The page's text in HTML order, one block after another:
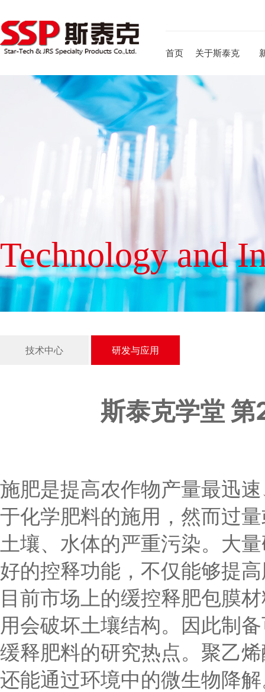
首页 关于斯泰克
Technology and
技术中心 研发与应用
斯泰克学堂
施肥是提高农作物产量最迅
于化学肥料的施用，然而过
土壤、水体的严重污染。大
好的控释功能，不仅能够提
目前市场上的缓控释肥包膜
用会破坏土壤结构。因此制
缓释肥料的研究热点。聚乙
还能通过环境中的微生物降